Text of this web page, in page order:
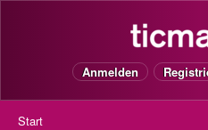
Anmelden
Start